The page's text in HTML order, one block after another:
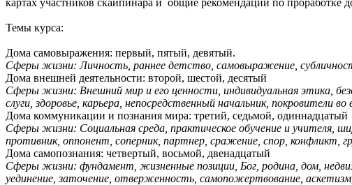
Темы курса:
Дома самовыражения: первый, пятый, девятый.
Сферы жизни: Личность, раннее детство, самовыражение,
Дома внешней деятельности: второй, шестой, десятый
Сферы жизни: Внешний мир и его ценности, индивидуальная этика,
слуги, здоровье, карьера, непосредственный начальник, покровители во
Дома коммуникации и познания мира: третий, седьмой, одиннадцатый
Сферы жизни: Социальная среда, практическое обучение и учителя,
противник, оппонент, соперник, партнер, сражение, спор, конфликт,
Дома самопознания: четвертый, восьмой, двенадцатый
Сферы жизни: фундамент, жизненные позиции, Бог, родина, дом,
уединение, заточение, отверженность, самопожертвование,